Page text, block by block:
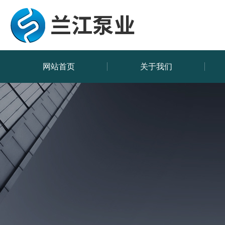
网站首页 关于我们